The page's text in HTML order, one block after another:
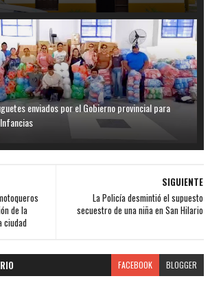
enviados por el Gobierno provincial para
SIGUIENTE
La Policía desmintió el supuesto
secuestro de una niña en San Hilario
de la
ciudad
FACEBOOK BLOGGER